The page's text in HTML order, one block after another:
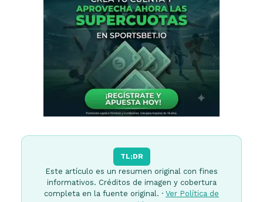
TL;DR
Este artículo es un resumen original con fines
informativos. Créditos de imagen y cobertura
completa en la fuente original. · Ver Política de